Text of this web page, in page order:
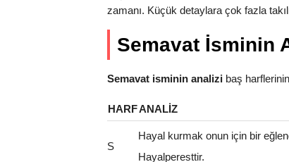
zamanı. Küçük detaylara çok fazla
Semavat İsminin
Semavat isminin analizi baş
HARFANALIZ
S
Hayal kurmak onun için bir
Hayalperesttir.